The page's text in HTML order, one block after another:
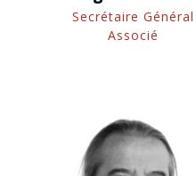
Secrétaire Général
Associé